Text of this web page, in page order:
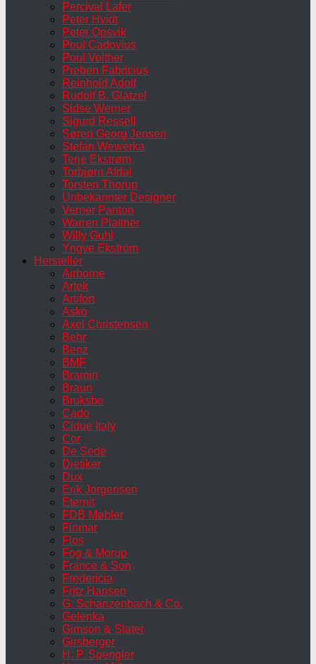
Percival Lafer
Peter Hvidt
Peter Opsvik
Poul Cadovius
Poul Volther
Preben Fabricius
Reinhold Adolf
Rudolf B. Glatzel
Sidse Werner
Sigurd Ressell
Søren Georg Jensen
Stefan Wewerka
Terje Ekstrøm
Torbjørn Afdal
Torsten Thorup
Unbekannter Designer
Verner Panton
Warren Plattner
Willy Guhl
Yngve Ekström
Hersteller
Airborne
Artek
Artifort
Asko
Axel Christensen
Behr
Benz
BMF
Bramin
Braun
Bruksbo
Cado
Cidue Italy
Cor
De Sede
Dietiker
Dux
Erik Jorgensen
Eternit
FDB Møbler
Finmar
Flos
Fog & Morup
France & Son
Fredericia
Fritz Hansen
G. Schanzenbach & Co.
Gelenka
Gimson & Slater
Girsberger
H. P. Spengler